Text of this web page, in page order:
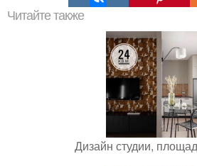
Читайте также
Дизайн студии,